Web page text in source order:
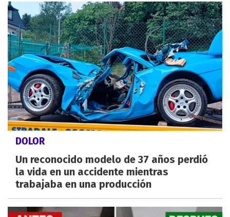
DOLOR
Un reconocido modelo de 37 años perdió
la vida en un accidente mientras
trabajaba en una producción